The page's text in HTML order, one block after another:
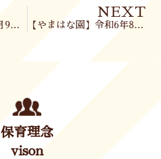
【北郷園】令和6年8月9日(金)
NEXT
【やまはな園】令和6年8月9日(金)
保育理念
vison